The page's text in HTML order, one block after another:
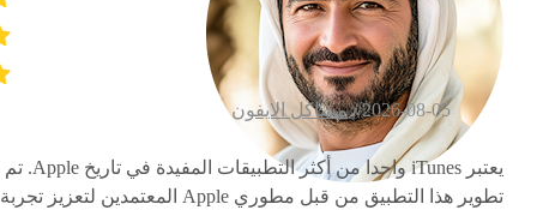
2026-08-05 / مشاكل الايفون
يعتبر iTunes واحدا من أكثر التطبيقات المفيدة في تاريخ Apple. تم
تطوير هذا التطبيق من قبل مطوري Apple المعتمدين لتعزيز تجربة